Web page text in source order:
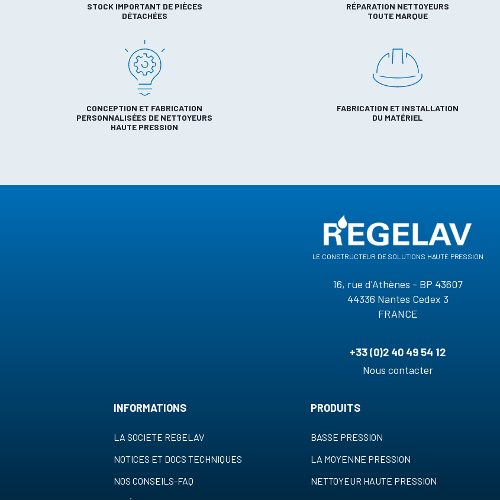
STOCK IMPORTANT DE PIÈCES
DÉTACHÉES
RÉPARATION NETTOYEURS
TOUTE MARQUE
CONCEPTION ET FABRICATION
PERSONNALISÉES DE NETTOYEURS
HAUTE PRESSION
FABRICATION ET INSTALLATION
DU MATÉRIEL
le constructeur de solutions haute pression
16, rue d'Athènes - BP 43607
44336 Nantes Cedex 3
FRANCE
+33 (0)2 40 49 54 12
Nous contacter
INFORMATIONS
LA SOCIETE REGELAV
NOTICES ET DOCS TECHNIQUES
NOS CONSEILS-FAQ
PRODUITS
BASSE PRESSION
LA MOYENNE PRESSION
NETTOYEUR HAUTE PRESSION